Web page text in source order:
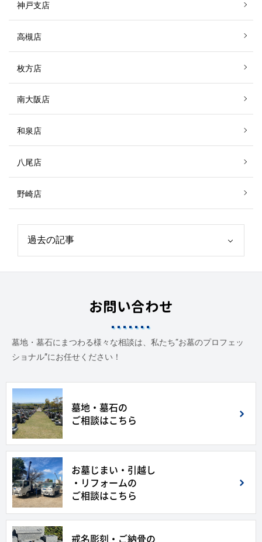
神戸支店
高槻店
枚方店
南大阪店
和泉店
八尾店
野崎店
お問い合わせ
墓地・墓石にまつわる様々な相談は、私たち“お墓のプロフェッ
ショナル”にお任せください！
墓地・墓石の
ご相談はこちら
お墓じまい・引越し
・リフォームの
ご相談はこちら
戒名彫刻・ご納骨の